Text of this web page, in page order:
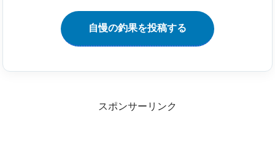
自慢の釣果を投稿する
スポンサーリンク